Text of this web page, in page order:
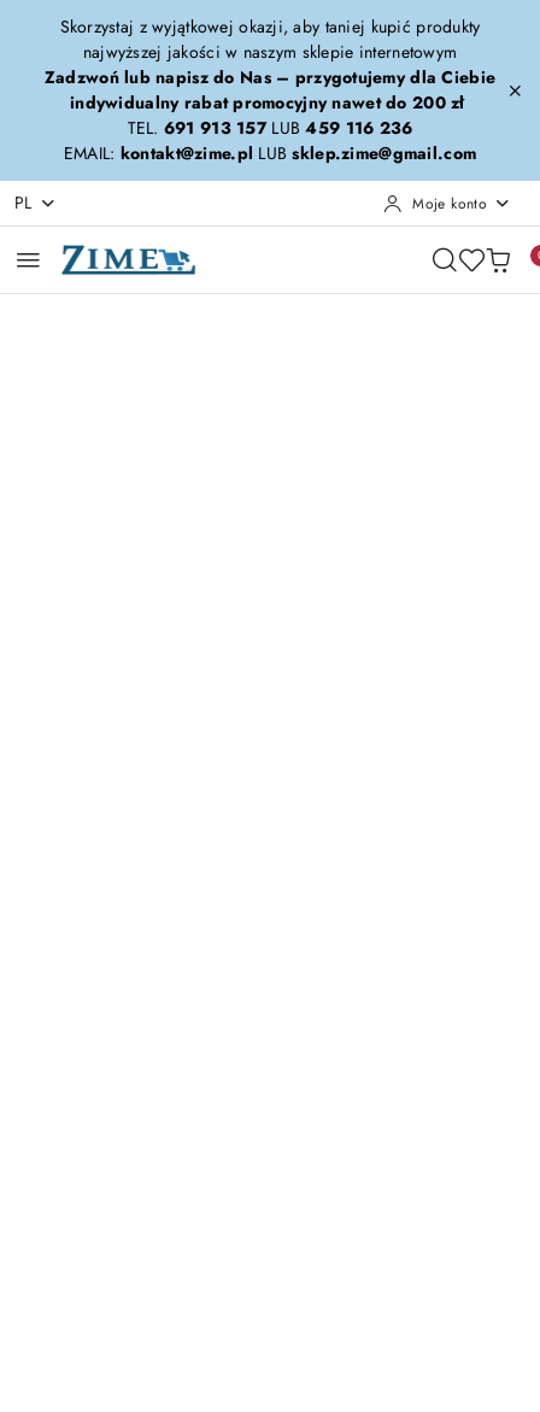
Przejdź do treści głównej
Przejdź do wyszukiwarki
Przejdź do moje konto
Przejdź do menu głównego
Przejdź do opisu produktu
Przejdź do stopki
Skorzystaj z wyjątkowej okazji, aby taniej kupić produkty
najwyższej jakości w naszym sklepie internetowym
Zadzwoń lub napisz do Nas – przygotujemy dla Ciebie
indywidualny rabat promocyjny nawet do 200 zł
TEL. 691 913 157LUB459 116 236
EMAIL: kontakt@zime.pl LUBsklep.zime@gmail.com
PL Moje konto